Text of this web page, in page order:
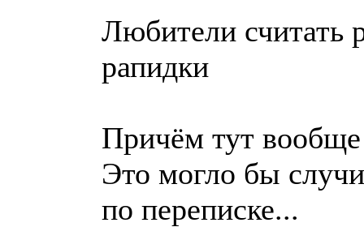
Любители считать
рапидки
Причём тут
Это могло бы
по переписке...